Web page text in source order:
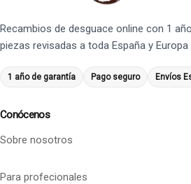
Recambios de desguace online con 1
piezas revisadas a toda España y Europa
1 año de garantía Pago seguro Envíos
Conócenos
Sobre nosotros
Para profecionales